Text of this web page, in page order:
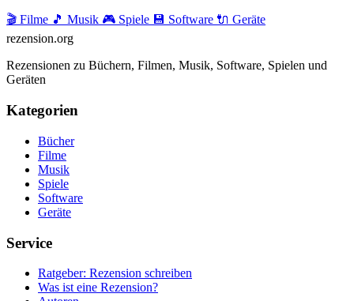
🎬 Filme 🎵 Musik 🎮 Spiele 💾 Software 🔌 Geräte
rezension.org
Rezensionen zu Büchern, Filmen, Musik, Software, Spielen und
Geräten
Kategorien
Bücher
Filme
Musik
Spiele
Software
Geräte
Service
Ratgeber: Rezension schreiben
Was ist eine Rezension?